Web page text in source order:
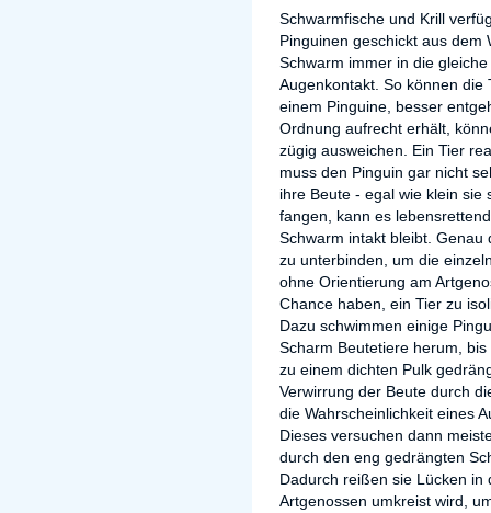
Schwarmfische und Krill
Pinguinen geschickt aus dem
Schwarm immer in die
Augenkontakt. So können die
einem Pinguine, besser
Ordnung aufrecht erhält,
zügig ausweichen. Ein Tier
muss den Pinguin gar nicht
ihre Beute - egal wie klein sie
fangen, kann es
Schwarm intakt bleibt.
zu unterbinden, um die
ohne Orientierung am
Chance haben, ein Tier zu
Dazu schwimmen einige
Scharm Beutetiere herum,
zu einem dichten Pulk
Verwirrung der Beute durch
die Wahrscheinlichkeit eines
Dieses versuchen dann
durch den eng gedrängten
Dadurch reißen sie Lücken in
Artgenossen umkreist wird,